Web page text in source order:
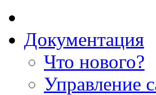
Документация
Что нового?
Управление